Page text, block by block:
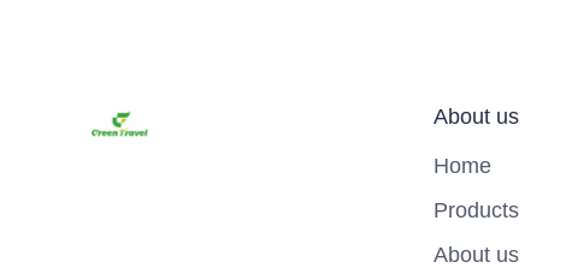
About us
Home
Products
About us